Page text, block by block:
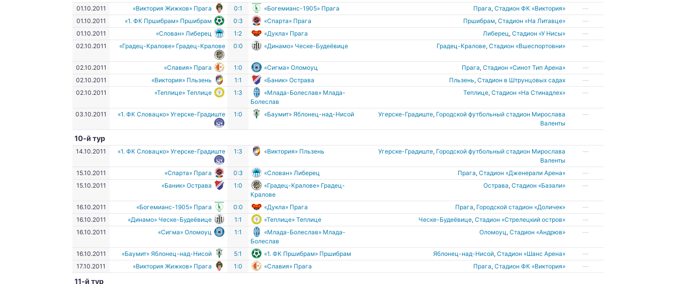
01.10.2011 «Виктория Жижков» Прага 0:1 «Богемианс-1905» Прага Прага,Cтадион ФК «Виктория»
—
01.10.2011
«1. ФК Пршибрам» Пршибрам 0:3 «Спарта» Прага Пршибрам,Cтадион «На Литавце»
—
01.10.2011
«Слован» Либерец 1:2 «Дукла» Прага Либерец ,Стадион «У Нисы»
—
02.10.2011
«Градец-Кралове» Градец-Кралове 0:0 «Динамо» Ческе-Будеёвице Градец-Кралове,Cтадион «Вшеспортовни» —
02.10.2011 «Славия» Прага 1:0 «Сигма» Оломоуц Прага,Стадион «Синот Тип Арена»
—
02.10.2011
«Виктория» Пльзень 1:1 «Баник» Острава Пльзень,Стадион в Штрунцовых садах
—
02.10.2011
«Теплице» Теплице 1:3
«Млада-Болеслав» Млада-
Болеслав
Теплице,Стадион «На Стинадлех» —
03.10.2011 «1. ФК Словацко» Угерске-Градиште 1:0 «Баумит» Яблонец-над-Нисой Угерске-Градиште, Городской футбольный стадион Мирослава
Валенты
—
10-й тур
14.10.2011 «1. ФК Словацко» Угерске-Градиште 1:3 «Виктория» Пльзень Угерске-Градиште, Городской футбольный стадион Мирослава
Валенты
—
15.10.2011 «Спарта» Прага 0:3 «Слован» Либерец Прага,Стадион «Дженерали Арена»
—
15.10.2011
«Баник» Острава 1:0
«Градец-Кралове» Градец-
Кралове
Острава,Стадион «Базали» —
16.10.2011 «Богемианс-1905» Прага 0:0 «Дукла» Прага Прага, Городской стадион «Доличек»
—
16.10.2011
«Динамо» Ческе-Будеёвице 1:1 «Теплице» Теплице Ческе-Будеёвице,Стадион «Стрелецкий остров»
—
16.10.2011
«Сигма» Оломоуц 1:1
«Млада-Болеслав» Млада-
Болеслав
Оломоуц ,Стадион «Андрюв» —
16.10.2011 «Баумит» Яблонец-над-Нисой 5:1 «1. ФК Пршибрам» Пршибрам Яблонец-над-Нисой,Стадион «Шанс Арена»
—
17.10.2011
«Виктория Жижков» Прага 1:0 «Славия» Прага Прага,Cтадион ФК «Виктория» —
11-й тур